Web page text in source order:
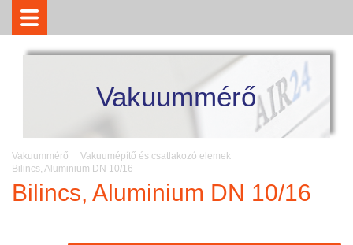
Vakuummérő
Vakuummérő
Vakuumépítő és csatlakozó elemek
Bilincs, Aluminium DN 10/16
Bilincs, Aluminium DN 10/16